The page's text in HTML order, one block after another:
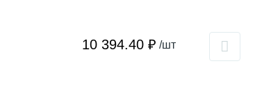
10 394.40 ₽ /шт